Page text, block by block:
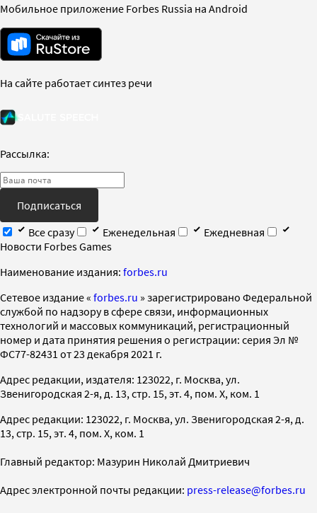
Мобильное приложение Forbes Russia на Android
На сайте работает синтез речи
Рассылка:
Подписаться
Все сразу
Еженедельная
Ежедневная
Новости Forbes Games
Наименование издания: forbes.ru
Cетевое издание « forbes.ru » зарегистрировано Федеральной
службой по надзору в сфере связи, информационных
технологий и массовых коммуникаций, регистрационный
номер и дата принятия решения о регистрации: серия Эл №
ФС77-82431 от 23 декабря 2021 г.
Адрес редакции, издателя: 123022, г. Москва, ул.
Звенигородская 2-я, д. 13, стр. 15, эт. 4, пом. X, ком. 1
Адрес редакции: 123022, г. Москва, ул. Звенигородская 2-я, д.
13, стр. 15, эт. 4, пом. X, ком. 1
Главный редактор: Мазурин Николай Дмитриевич
Адрес электронной почты редакции: press-release@forbes.ru